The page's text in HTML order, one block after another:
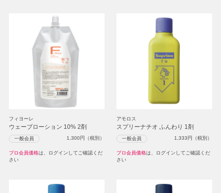
フィヨーレ
ウェーブローション 10% 2剤
一般会員 1,300円（税別）
プロ会員価格は、ログインしてご確認くだ
さい
アモロス
スプリーナチオ ふんわり 1剤
一般会員 1,333円（税別）
プロ会員価格は、ログインしてご確認くだ
さい